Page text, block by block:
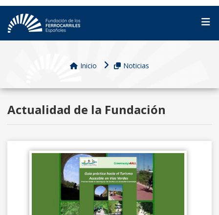
Inicio Noticias
Actualidad de la Fundación